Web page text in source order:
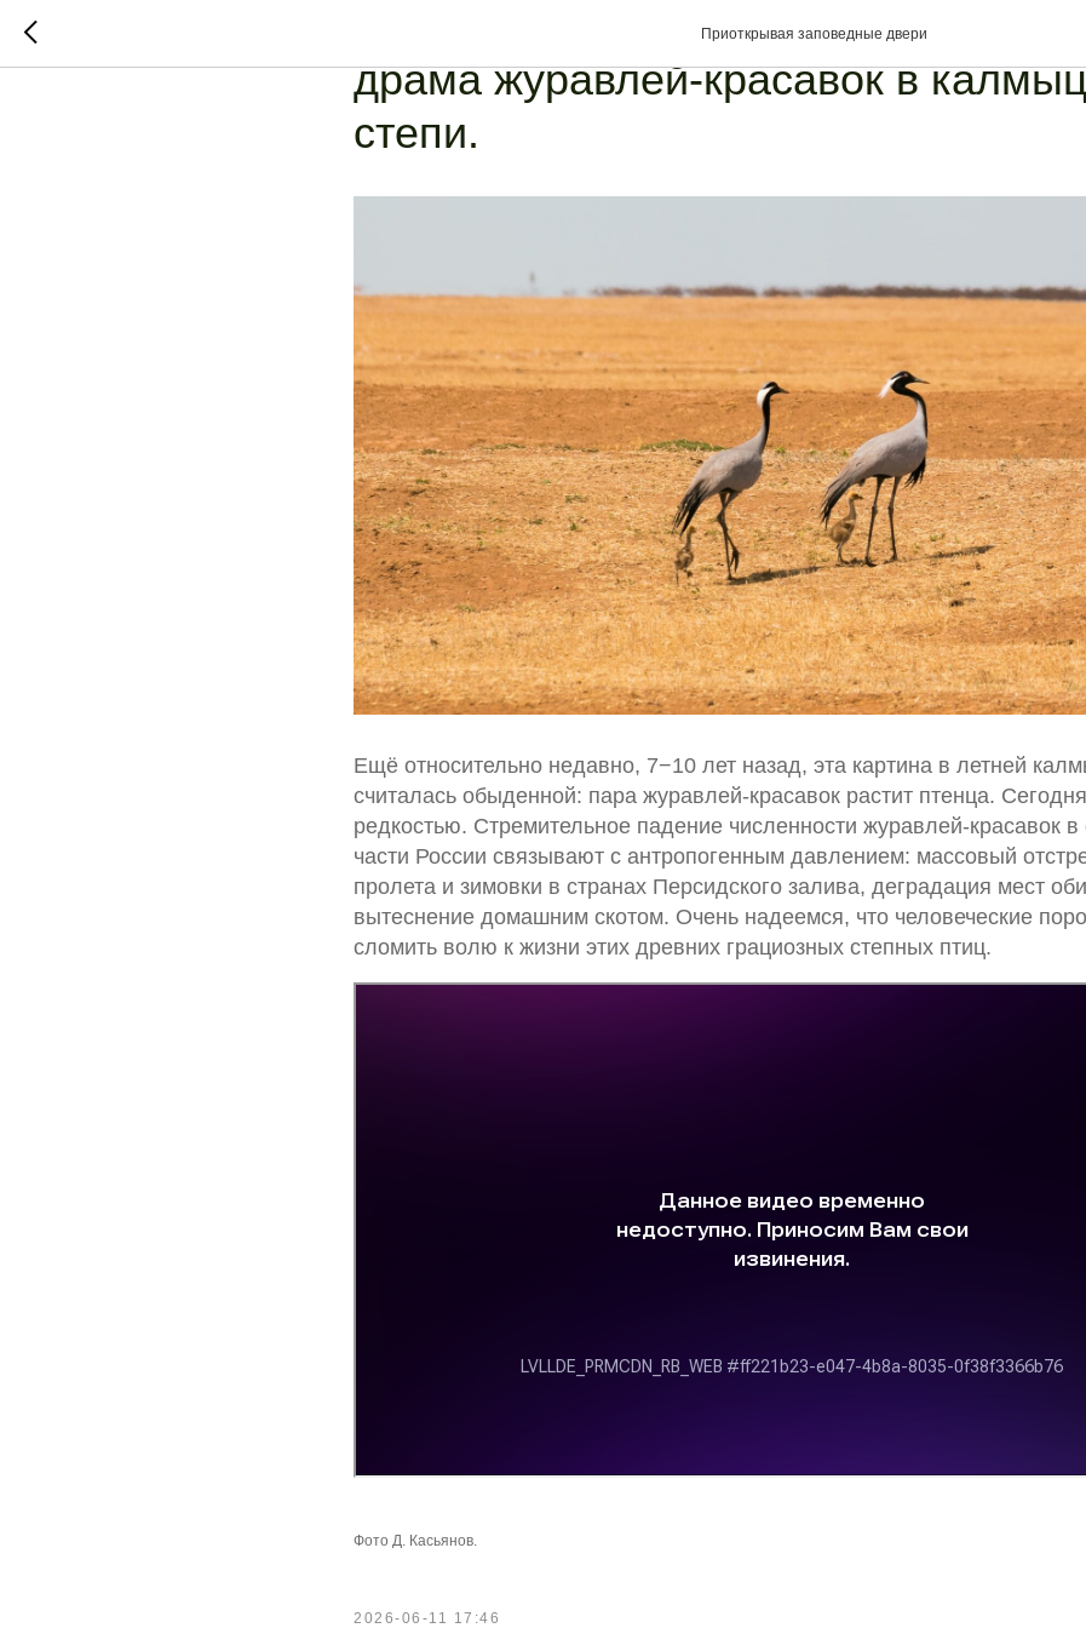
Приоткрывая заповедные двери
Ещё недавно обыденное – сегодня
драма журавлей-красавок в
степи.
Ещё относительно недавно, 7−10 лет назад, эта картина в летней
считалась обыденной: пара журавлей-красавок растит птенца.
редкостью. Стремительное падение численности журавлей-красавок в
части России связывают с антропогенным давлением: массовый
пролета и зимовки в странах Персидского залива, деградация мест
вытеснение домашним скотом. Очень надеемся, что человеческие
сломить волю к жизни этих древних грациозных степных птиц.
Фото Д. Касьянов.
2026-06-11 17:46